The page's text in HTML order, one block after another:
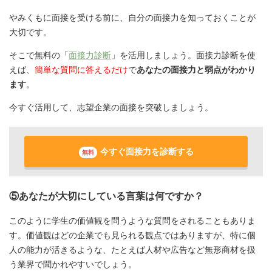
やみくもに面接を受ける前に、自分の面接力を知っておくことが
大切です。
そこで無料の「面接力診断 」を活用しましょう。面接力診断を使
えば、 簡単な質問に答えるだけであなたの面接力と弱点がわかり
ます。
今すぐ活用して、志望企業の面接を突破しましょう。
無料 今すぐ面接力を診断する
⑤あなたが大切にしている言葉は何ですか？
このように学生の価値観を問うような質問をされることもありま
す。価値観はどの企業でも見られる観点ではありますが、特に個
人の能力が活きるような、たとえば人材や広告など無形商材を扱
う業界で聞かれやすいでしょう。